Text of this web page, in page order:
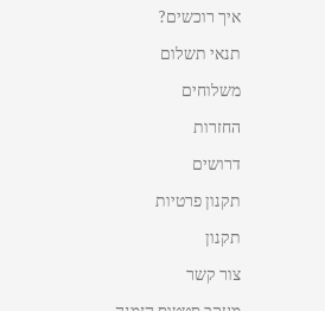
איך רוכשים?
תנאי תשלום
משלוחים
החזרות
דרושים
תקנון פרטיות
תקנון
צור קשר